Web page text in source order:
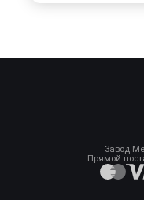
Завод
Прямой